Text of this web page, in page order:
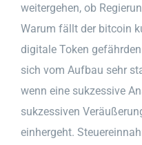
weitergehen, ob
Warum fällt der bitcoin
digitale Token
sich vom Aufbau sehr
wenn eine sukzessive
sukzessiven
einhergeht.